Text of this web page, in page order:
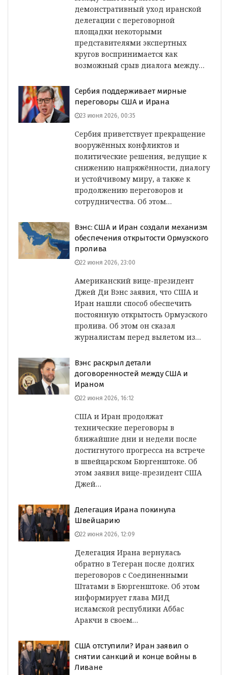
демонстративный уход иранской
делегации с переговорной
площадки некоторыми
представителями экспертных
кругов воспринимается как
возможный срыв диалога между…
Сербия поддерживает мирные
переговоры США и Ирана
23 июня 2026, 00:35
Сербия приветствует прекращение
вооружённых конфликтов и
политические решения, ведущие к
снижению напряжённости, диалогу
и устойчивому миру, а также к
продолжению переговоров и
сотрудничества. Об этом…
Вэнс: США и Иран создали механизм
обеспечения открытости Ормузского
пролива
22 июня 2026, 23:00
Американский вице-президент
Джей Ди Вэнс заявил, что США и
Иран нашли способ обеспечить
постоянную открытость Ормузского
пролива. Об этом он сказал
журналистам перед вылетом из…
Вэнс раскрыл детали
договоренностей между США и
Ираном
22 июня 2026, 16:12
США и Иран продолжат
технические переговоры в
ближайшие дни и недели после
достигнутого прогресса на встрече
в швейцарском Бюргенштоке. Об
этом заявил вице-президент США
Джей…
Делегация Ирана покинула
Швейцарию
22 июня 2026, 12:09
Делегация Ирана вернулась
обратно в Тегеран после долгих
переговоров с Соединенными
Штатами в Бюргенштоке. Об этом
информирует глава МИД
исламской республики Аббас
Аракчи в своем…
США отступили? Иран заявил о
снятии санкций и конце войны в
Ливане